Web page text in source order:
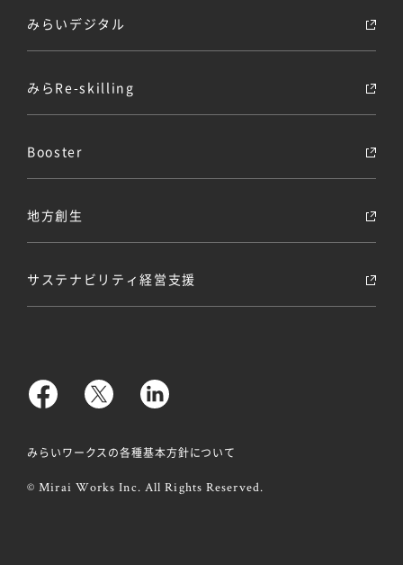
みらいデジタル
みらRe-skilling
Booster
地方創生
サステナビリティ経営支援
© Mirai Works Inc. All Rights Reserved.
みらいワークスの各種基本方針について